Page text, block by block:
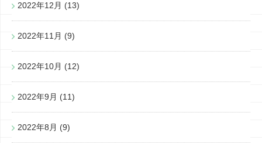
2022年12月 (13)
2022年11月 (9)
2022年10月 (12)
2022年9月 (11)
2022年8月 (9)